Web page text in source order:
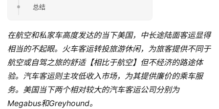
总结
在航空和私家车高度发达的当下美国，中长途陆面客运显得
相当的不起眼。火车客运转投旅游休闲，为旅客提供不同于
航空或自驾之旅的舒适【相比于航空】但不经济的路途体
验。汽车客运则主攻低收入市场，为其提供廉价的乘车服
务。美国当下两个相对较大的汽车客运公司分别为
Megabus和Greyhound。